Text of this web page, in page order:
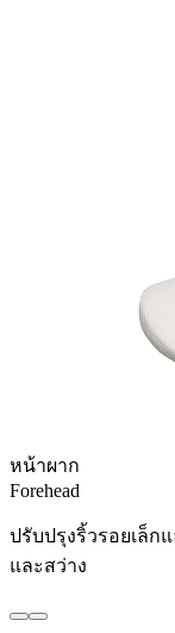
หน้าผาก
Forehead
ปรับปรุงริ้วรอยเล็ก
และสว่าง